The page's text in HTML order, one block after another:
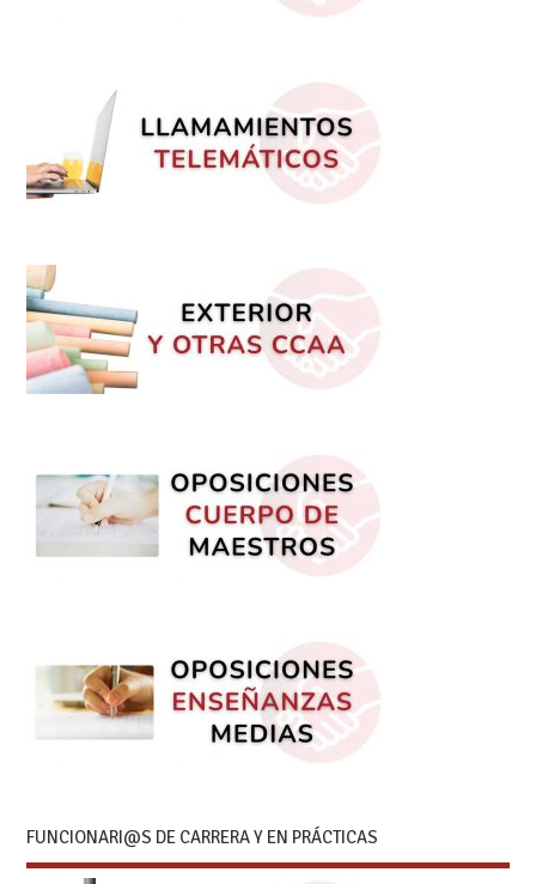
FUNCIONARI@S DE CARRERA Y EN PRÁCTICAS